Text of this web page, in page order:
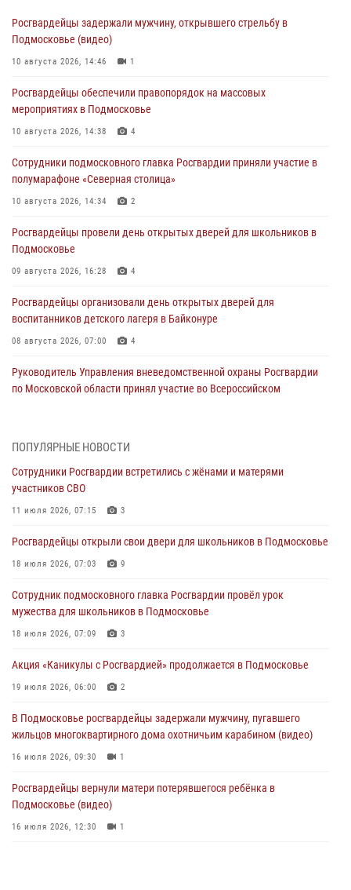
Росгвардейцы задержали мужчину, открывшего стрельбу в
Подмосковье (видео)
10 августа 2026, 14:46 1
Росгвардейцы обеспечили правопорядок на массовых
мероприятиях в Подмосковье
10 августа 2026, 14:38 4
Сотрудники подмосковного главка Росгвардии приняли участие в
полумарафоне «Северная столица»
10 августа 2026, 14:34 2
Росгвардейцы провели день открытых дверей для школьников в
Подмосковье
09 августа 2026, 16:28 4
Росгвардейцы организовали день открытых дверей для
воспитанников детского лагеря в Байконуре
08 августа 2026, 07:00 4
Руководитель Управления вневедомственной охраны Росгвардии
по Московской области принял участие во Всероссийском
проникновении в частный дом в Подмосковье (видео)
07 августа 2026, 13:36
дебошира в Подмосковье (видео)
07 августа 2026, 13:21
Росгвардейцы задержали мужчину, подозреваемого в стрельбе в
Подмосковье (видео)
06 августа 2026, 14:35
Росгвардейцы провели «Урок безопасности» для детей в
Подмосковье
ПОПУЛЯРНЫЕ НОВОСТИ
Сотрудники Росгвардии встретились с жёнами и матерями
участников СВО
11 июля 2026, 07:15 3
Росгвардейцы открыли свои двери для школьников в Подмосковье
18 июля 2026, 07:03 9
Сотрудник подмосковного главка Росгвардии провёл урок
мужества для школьников в Подмосковье
18 июля 2026, 07:09 3
Акция «Каникулы с Росгвардией» продолжается в Подмосковье
19 июля 2026, 06:00 2
В Подмосковье росгвардейцы задержали мужчину, пугавшего
жильцов многоквартирного дома охотничьим карабином (видео)
16 июля 2026, 09:30 1
Росгвардейцы вернули матери потерявшегося ребёнка в
Подмосковье (видео)
16 июля 2026, 12:30 1